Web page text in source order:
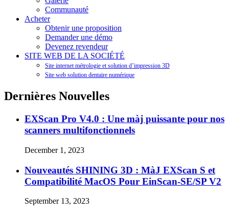
Communauté
Acheter
Obtenir une proposition
Demander une démo
Devenez revendeur
SITE WEB DE LA SOCIÉTÉ
Site internet métrologie et solution d’impression 3D
Site web solution dentaire numérique
Dernières Nouvelles
EXScan Pro V4.0 : Une màj puissante pour nos
scanners multifonctionnels
December 1, 2023
Nouveautés SHINING 3D : MàJ EXScan S et
Compatibilité MacOS Pour EinScan-SE/SP V2
September 13, 2023